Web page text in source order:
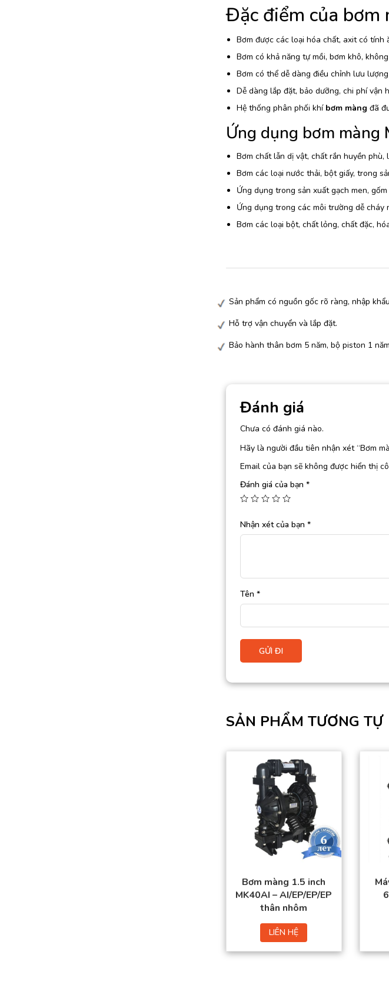
Đặc điểm của
Bơm được các loại hóa chất, axit có tính
Bơm có khả năng tự mồi, bơm khô,
Bơm có thể dễ dàng điều chỉnh lưu lượng
Dễ dàng lắp đặt, bảo dưỡng, chi phí vận
Hệ thống phân phối khí bơm màng đã
Ứng dụng bơm
Bơm chất lẫn dị vật, chất rắn huyền phù,
Bơm các loại nước thải, bột giấy, trong
Ứng dụng trong sản xuất gạch men,
Ứng dụng trong các môi trường dễ
Bơm các loại bột, chất lỏng, chất đặc,
Sản phẩm có nguồn gốc rõ ràng, nhập
Hỗ trợ vận chuyển và lắp đặt.
Bảo hành thân bơm 5 năm, bộ piston 1
Đánh giá
Chưa có đánh giá nào.
Hãy là người đầu tiên nhận xét “Bơm
Email của bạn sẽ không được hiển thị
Đánh giá của bạn *
Nhận xét của bạn *
Tên *
SẢN PHẨM TƯƠNG TỰ
Bơm màng 1.5 inch
MK40AI – AI/EP/EP/EP
thân nhôm
LIÊN HỆ